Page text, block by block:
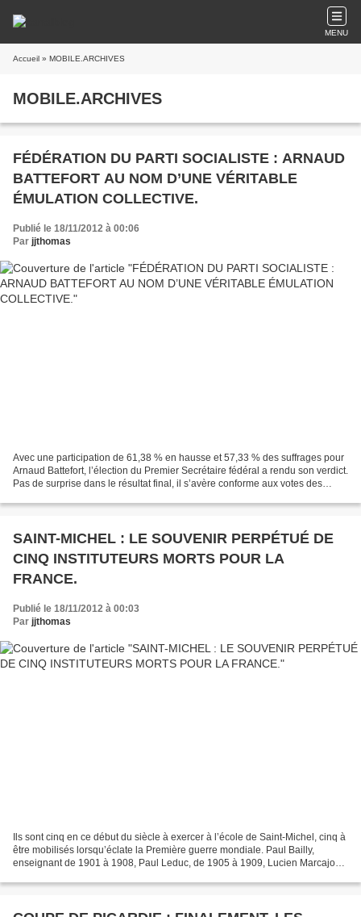
MENU
Accueil » MOBILE.ARCHIVES
MOBILE.ARCHIVES
FÉDÉRATION DU PARTI SOCIALISTE : ARNAUD
BATTEFORT AU NOM D’UNE VÉRITABLE
ÉMULATION COLLECTIVE.
Publié le 18/11/2012 à 00:06
Par jjthomas
Avec une participation de 61,38 % en hausse et 57,33 % des suffrages pour
Arnaud Battefort, l’élection du Premier Secrétaire fédéral a rendu son verdict.
Pas de surprise dans le résultat final, il s’avère conforme aux votes des
SAINT-MICHEL : LE SOUVENIR PERPÉTUÉ DE
CINQ INSTITUTEURS MORTS POUR LA
FRANCE.
Publié le 18/11/2012 à 00:03
Par jjthomas
Ils sont cinq en ce début du siècle à exercer à l’école de Saint-Michel, cinq à
être mobilisés lorsqu’éclate la Première guerre mondiale. Paul Bailly,
enseignant de 1901 à 1908, Paul Leduc, de 1905 à 1909, Lucien Marcajous,